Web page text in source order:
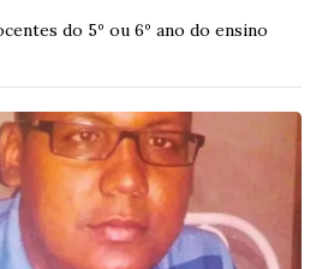
do 5º ou 6º ano do ensino